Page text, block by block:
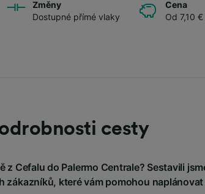
Změny
Dostupné přímé vlaky
Cena
Od 7,10 €
cesty
z Cefalu do Palermo Centrale? Sestavili
zákazníků, které vám pomohou